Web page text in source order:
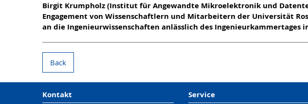
Birgit Krumpholz (Institut für Angewandte Mikroelektronik und
Engagement von Wissenschaftlern und Mitarbeitern der Universität
an die Ingenieurwissenschaften anlässlich des Ingenieurkammertages
Back
Kontakt Service